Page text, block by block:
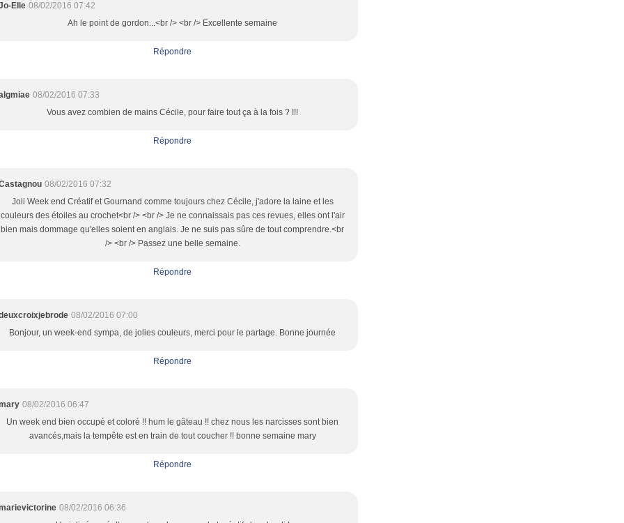
Elle 08/02/2016 07:42
Ah le point de gordon...<br /> <br /> Excellente semaine
Répondre
08/02/2016 07:33
Vous avez combien de mains Cécile, pour faire tout ça à la fois ? !!!
Répondre
08/02/2016 07:32
Joli Week end Créatif et Gournand comme toujours chez Cécile, j'adore la laine et les
couleurs des étoiles au crochet<br /> <br /> Je ne connaissais pas ces revues, elles ont l'air
bien mais dommage qu'elles soient en anglais. Je ne suis pas sûre de tout comprendre.<br
/> <br /> Passez une belle semaine.
Répondre
08/02/2016 07:00
Bonjour, un week-end sympa, de jolies couleurs, merci pour le partage. Bonne journée
Répondre
08/02/2016 06:47
Un week end bien occupé et coloré !! hum le gâteau !! chez nous les narcisses sont bien
avancés,mais la tempête est en train de tout coucher !! bonne semaine mary
Répondre
08/02/2016 06:36